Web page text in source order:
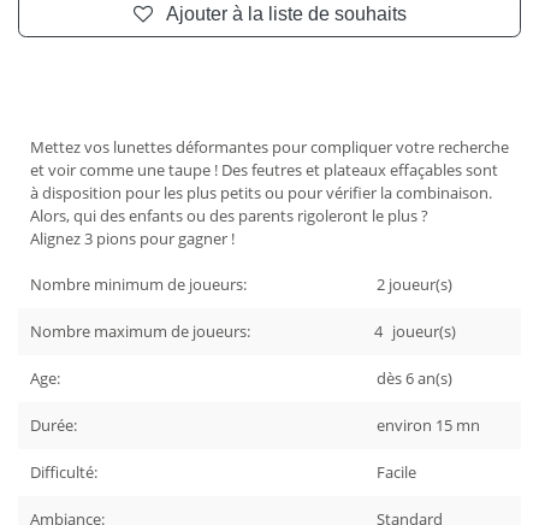
Ajouter à la liste de souhaits
Mettez vos lunettes déformantes pour compliquer votre recherche
et voir comme une taupe ! Des feutres et plateaux effaçables sont
à disposition pour les plus petits ou pour vérifier la combinaison.
Alors, qui des enfants ou des parents rigoleront le plus ?
Alignez 3 pions pour gagner !
Nombre minimum de joueurs: 2 joueur(s)
Nombre maximum de joueurs: 4 joueur(s)
Age: dès6an(s)
Durée: environ 15 mn
Difficulté: Facile
Ambiance: Standard